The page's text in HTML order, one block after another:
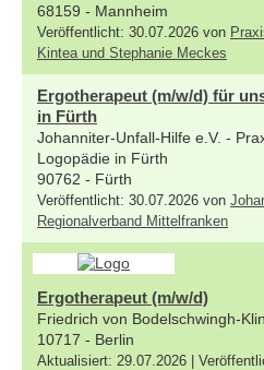
68159 - Mannheim
Veröffentlicht: 30.07.2026 von
Kintea und Stephanie Meckes
Ergotherapeut (m/w/d) für
in Fürth
Johanniter-Unfall-Hilfe e.V. -
Logopädie in Fürth
90762 - Fürth
Veröffentlicht: 30.07.2026 von
Regionalverband Mittelfranken
Ergotherapeut (m/w/d)
Friedrich von Bodelschwingh-
10717 - Berlin
Aktualisiert: 29.07.2026 |